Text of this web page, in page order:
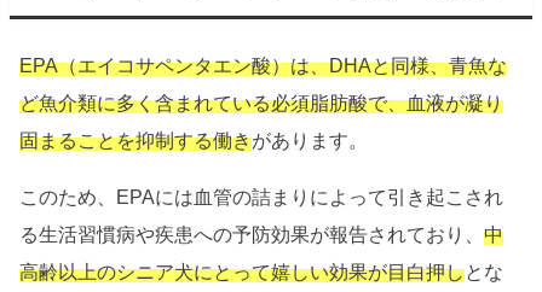
EPA（エイコサペンタエン酸）は、DHAと同様、青魚な
ど魚介類に多く含まれている必須脂肪酸で、血液が凝り
固まることを抑制する働きがあります。
このため、EPAには血管の詰まりによって引き起こされ
る生活習慣病や疾患への予防効果が報告されており、中
高齢以上のシニア犬にとって嬉しい効果が目白押しとな